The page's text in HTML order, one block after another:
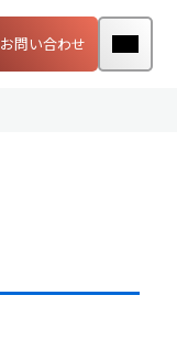
お問い合わせ